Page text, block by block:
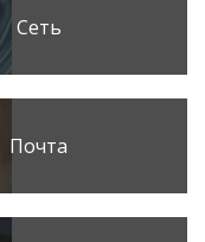
Сеть
Почта